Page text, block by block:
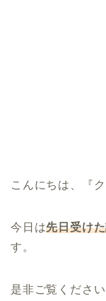
こんにちは、『
今日は先日受け
す。
是非ご覧ください